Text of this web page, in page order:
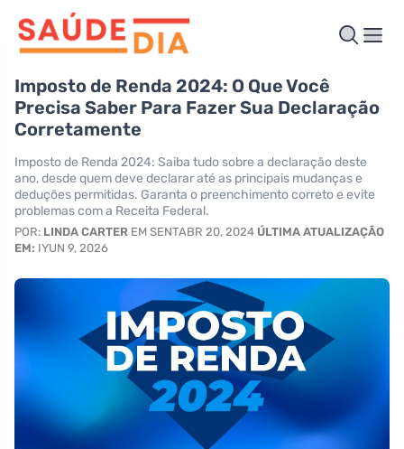
Imposto de Renda 2024: O Que Você
Precisa Saber Para Fazer Sua Declaração
Corretamente
Imposto de Renda 2024: Saiba tudo sobre a declaração deste
ano, desde quem deve declarar até as principais mudanças e
deduções permitidas. Garanta o preenchimento correto e evite
problemas com a Receita Federal.
POR: LINDA CARTER EM SENTABR 20, 2024 ÚLTIMA ATUALIZAÇÃO
EM: IYUN 9, 2026